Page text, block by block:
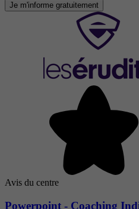
Je m'informe gratuitement
Avis du centre
Powerpoint - Coaching